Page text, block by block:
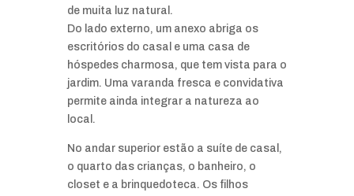
de muita luz natural.
Do lado externo, um anexo abriga os
escritórios do casal e uma casa de
hóspedes charmosa, que tem vista para o
jardim. Uma varanda fresca e convidativa
permite ainda integrar a natureza ao
local.
No andar superior estão a suíte de casal,
o quarto das crianças, o banheiro, o
closet e a brinquedoteca. Os filhos